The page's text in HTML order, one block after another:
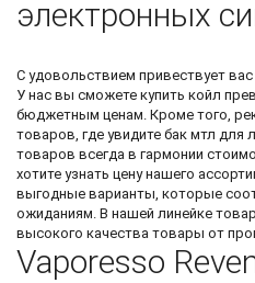
электронных
С удовольствием привествует вас
У нас вы сможете купить койл
бюджетным ценам. Кроме того,
товаров, где увидите бак мтл для
товаров всегда в гармонии
хотите узнать цену нашего
выгодные варианты, которые
ожиданиям. В нашей линейке
высокого качества товары от
Vaporesso